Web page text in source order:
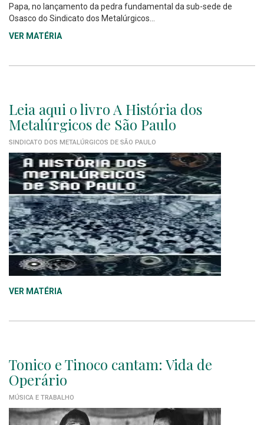
Papa, no lançamento da pedra fundamental da sub-sede de
Osasco do Sindicato dos Metalúrgicos...
VER MATÉRIA
Leia aqui o livro A História dos
Metalúrgicos de São Paulo
SINDICATO DOS METALÚRGICOS DE SÃO PAULO
VER MATÉRIA
Tonico e Tinoco cantam: Vida de
Operário
MÚSICA E TRABALHO